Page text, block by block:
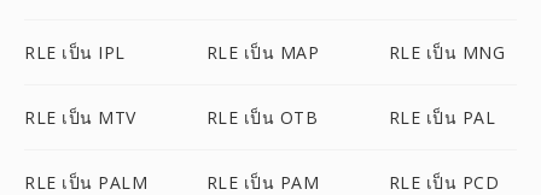
RLE เป็น IPL RLE เป็น MAP RLE เป็น MNG
RLE เป็น MTV RLE เป็น OTB RLE เป็น PAL
RLE เป็น PALM RLE เป็น PAM RLE เป็น PCD